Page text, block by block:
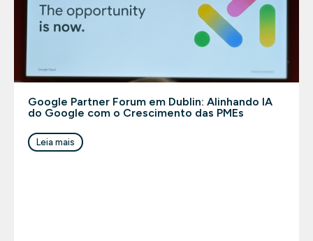
Google Partner Forum em Dublin: Alinhando IA
do Google com o Crescimento das PMEs
Leia mais